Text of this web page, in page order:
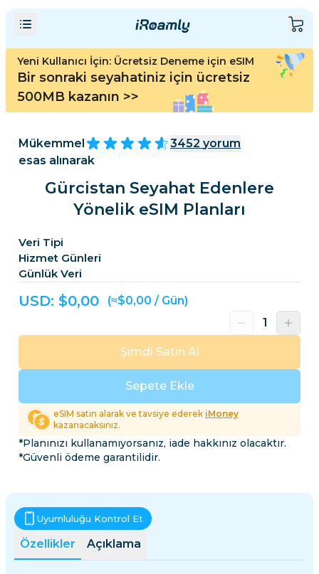
Yeni Kullanıcı İçin: Ücretsiz Deneme için eSIM
Bir sonraki seyahatiniz için ücretsiz
500MB kazanın >>
Mükemmel 3452 yorum
esas alınarak
Gürcistan Seyahat Edenlere
Yönelik eSIM Planları
Veri Tipi
Hizmet Günleri
Günlük Veri
USD: $0,00 (≈$0,00 / Gün)
Sepete Ekle
Şimdi Satın Al
eSIM satın alarak ve tavsiye ederek iMoney
kazanacaksınız.
*Planınızı kullanamıyorsanız, iade hakkınız olacaktır.
*Güvenli ödeme garantilidir.
Özellikler Açıklama
Uyumluluğu Kontrol Et